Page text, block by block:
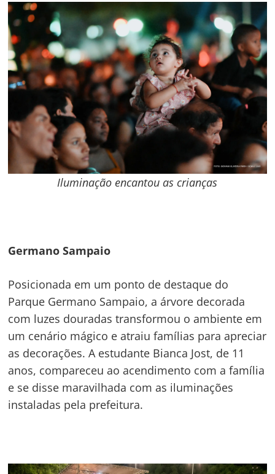
Iluminação encantou as crianças
Germano Sampaio
Posicionada em um ponto de destaque do
Parque Germano Sampaio, a árvore decorada
com luzes douradas transformou o ambiente em
um cenário mágico e atraiu famílias para apreciar
as decorações. A estudante Bianca Jost, de 11
anos, compareceu ao acendimento com a família
e se disse maravilhada com as iluminações
instaladas pela prefeitura.